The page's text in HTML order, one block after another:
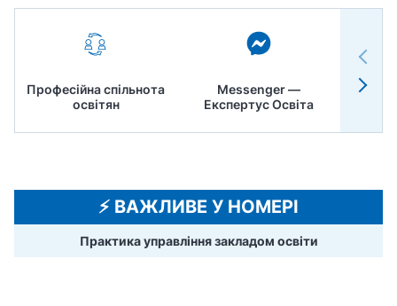
Професійна спільнота
освітян
Messenger —
Експертус Освіта
⚡️ ВАЖЛИВЕ У НОМЕРІ
Практика управління закладом освіти